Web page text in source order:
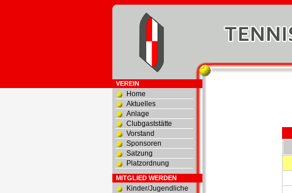
VEREIN
Home
Aktuelles
Anlage
Clubgaststätte
Vorstand
Sponsoren
Satzung
Platzordnung
MITGLIED WERDEN
Kinder/Jugendliche